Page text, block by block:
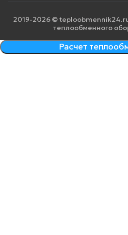
2019-2026 ©
теплообменного
Расчет